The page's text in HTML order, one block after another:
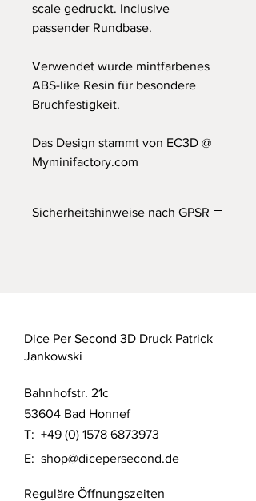
scale gedruckt. Inclusive
passender Rundbase.
Verwendet wurde mintfarbenes
ABS-like Resin für besondere
Bruchfestigkeit.
Das Design stammt von EC3D @
Myminifactory.com
Sicherheitshinweise nach GPSR
Dieses Produkt wurde im SLA 3D
Druck Verfahren aus UV Resin
aktuellem Stand der Technik gereinigt
und mit UV Licht ausgehärtet.
Detaillierte Sicherheitshinweise nach
Produktsicherheitsverordnung (GPSR)
den FAQ. Dort sind auch die offiziellen
Dice Per Second 3D Druck Patrick
Jankowski
Bahnhofstr. 21c
53604 Bad Honnef
T: +49 (0) 1578 6873973
E: shop@dicepersecond.de
Reguläre Öffnungszeiten